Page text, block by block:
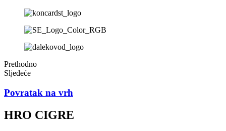
Prethodno
Sljedeće
Povratak na vrh
HRO CIGRE